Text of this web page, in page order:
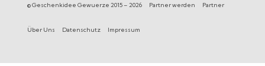
© Geschenkidee Gewuerze 2015 – 2026 Partner werden Partner
Über Uns Datenschutz Impressum